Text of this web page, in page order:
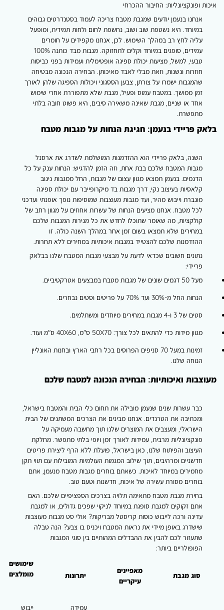
איכות ופונקציונליות: החיבור ההכרחי
אנחנו בנעמן יודעים שמגבת מטבח צריכה לעמוד בסטנדרטים גבוהים
במיוחד. היא נשטפת שוב ושוב, נחשפת לחום ולחות תמידית, ומופעל
עליה לחץ רב במהלך השימוש. לכן, אנחנו מקפידים על חומרים
עמידים, סופגים במיוחד וקלים לתחזוקה. מגבות מבד כותנה 100%
טבעי, למשל, מציעות יכולת ספיגה אופטימלית ועמידות בפני כביסות
חוזרות ונשנות, וזאת מבלי לאבד מאיכותן. הבחירה הנכונה מבטיחה
שהמגבות ישמרו על צורתן, צבען הססגוני ויכולות הספיגה שלהן לאורך
זמן ממושך. במטבח עמוס ופעיל, מגבת שלא מתפוררת אחרי שימוש
אחד או שניים, מגבת שאינה משאירה סיבים, היא פשוט חובה בלתי
מתפשרת.
בלאק פריידי בנעמן: חגיגת הנחות על מגבות מטבח
השנה, בלאק פריידי הוא ההזדמנות המושלמת לשדרג את ארסנל
מגבות המטבח שלכם בבת אחת, וזה הזמן להדגיש:הנחות ענק על כל
הדגמים. בנעמן תמצאו מגוון עצום של מגבות, החל ממגבות ניגוב
קלאסיות בעיצוב נקי, דרך מגבות בד מיקרופייבר עם יכולת ספיגה
מוגברת וייבוש מהיר, ועד מגבות מעוצבות שמוסיפות נופך אופנתי ועדכני
לכל מטבח. אנחנו מציעים הנחות של עשרות אחוזים על מגוון רחב של
קולקציות, מה שאומר שתוכלו לחדש את כל מגירות המגבות שלכם
במחירים שלא תמצאו בשום זמן אחר במהלך השנה כולה. זו
ההזדמנות שלכם להצטייד במגבות איכותיות במחירים ללא תחרות.
נתונים חשובים שכדאי לדעת על מבצעי מגבות המטבח שלנו בבלאק
פריידי:
מעל 50 דגמים שונים של מגבות מטבח במבצעים אטרקטיביים.
הנחות החל מ-30% ועד 70% על פריטים וסטים נבחרים.
סטים של 3 ו-4 מגבות במחירים מיוחדים ומשתלמים.
מגוון מידות כדי להתאים לכל צורך: 50X70 ס"מ, 40X60 ס"מ ועוד.
זמינות במעל 70 סניפים הפרוסים בכל רחבי הארץ ובחנות האונליין
הנוחה שלנו.
מעוצבות ואיכותיות: הבחירה הנכונה למטבח שלכם
כבר עשרות שנים שנעמן מובילה את תחום כלי הבית והמטבח בישראל,
ומכתיבה את הטרנדים. אנחנו מבינים את הצרכים המשתנים של הבית
הישראלי, ומעצבים את המוצרים שלנו תוך מחשבה מעמיקה על
פונקציונליות מרבית, עמידות לאורך זמן ויופי בלתי מתפשר. מחלקת
העיצוב והפיתוח שלנו, כאן בישראל, פועלת ללא הרף ליצירת פריטים
חדשניים ומרהיבים, תוך שילוב המגמות העולמיות המובילות עם תווי תקן
מחמירים במיוחד לאיכות. כשאתם בוחרים מגבות מטבח מנעמן, אתם
בוחרים מסורת עשירה של איכות, חדשנות וטעם טוב.
בחירת מגבת מטבח מתאימה תלויה בצרכים הספציפיים שלכם. האם
אתם זקוקים למגבת סופגת במיוחד לניקוי שפכים גדולים, או למגבת
עדינה ורכה לייבוש כוסות קריסטל מבריקות? אולי סט מגבות מעוצבות
שישדרג באופן מיידי את נראות המטבח ויכניס בו צבע? הנה טבלה
שתעזור לכם להבין את ההבדלים המהותיים בין סוגי המגבות
הפופולריים ביותר:
סוג מגבת
מאפיינים
עיקריים
יתרונות
שימושים
מומלצים
עמידה ייבוש